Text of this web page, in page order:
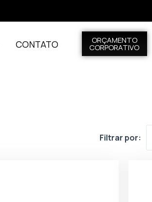
CONTATO ORÇAMENTO
CORPORATIVO
Filtrar por: